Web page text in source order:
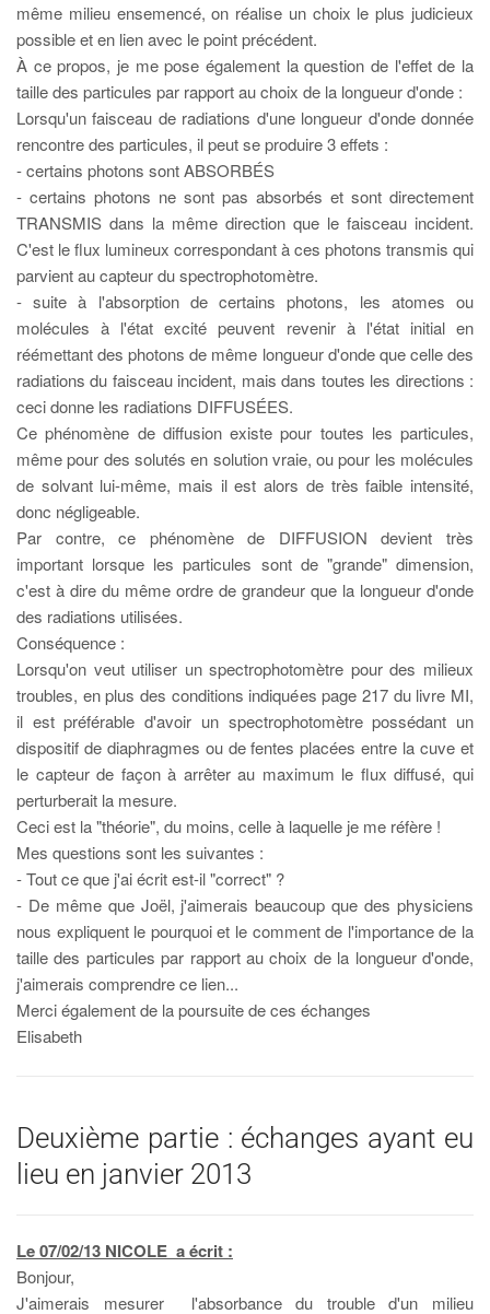
même milieu ensemencé, on réalise un choix le plus judicieux
possible et en lien avec le point précédent.
À ce propos, je me pose également la question de l'effet de la
taille des particules par rapport au choix de la longueur d'onde :
Lorsqu'un faisceau de radiations d'une longueur d'onde donnée
rencontre des particules, il peut se produire 3 effets :
- certains photons sont ABSORBÉS
- certains photons ne sont pas absorbés et sont directement
TRANSMIS dans la même direction que le faisceau incident.
C'est le flux lumineux correspondant à ces photons transmis qui
parvient au capteur du spectrophotomètre.
- suite à l'absorption de certains photons, les atomes ou
molécules à l'état excité peuvent revenir à l'état initial en
réémettant des photons de même longueur d'onde que celle des
radiations du faisceau incident, mais dans toutes les directions :
ceci donne les radiations DIFFUSÉES.
Ce phénomène de diffusion existe pour toutes les particules,
même pour des solutés en solution vraie, ou pour les molécules
de solvant lui-même, mais il est alors de très faible intensité,
donc négligeable.
Par contre, ce phénomène de DIFFUSION devient très
important lorsque les particules sont de "grande" dimension,
c'est à dire du même ordre de grandeur que la longueur d'onde
des radiations utilisées.
Conséquence :
Lorsqu'on veut utiliser un spectrophotomètre pour des milieux
troubles, en plus des conditions indiquées page 217 du livre MI,
il est préférable d'avoir un spectrophotomètre possédant un
dispositif de diaphragmes ou de fentes placées entre la cuve et
le capteur de façon à arrêter au maximum le flux diffusé, qui
perturberait la mesure.
Ceci est la "théorie", du moins, celle à laquelle je me réfère !
Mes questions sont les suivantes :
- Tout ce que j'ai écrit est-il "correct" ?
- De même que Joël, j'aimerais beaucoup que des physiciens
nous expliquent le pourquoi et le comment de l'importance de la
taille des particules par rapport au choix de la longueur d'onde,
j'aimerais comprendre ce lien...
Merci également de la poursuite de ces échanges
Elisabeth
Deuxième partie : échanges ayant eu
lieu en janvier 2013
Le 07/02/13 NICOLE a écrit :
Bonjour,
J'aimerais mesurer l'absorbance du trouble d'un milieu